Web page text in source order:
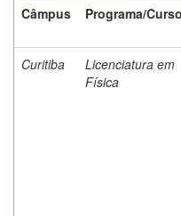
Câmpus
Programa/Curso
Curitiba
Licenciatura em
Física